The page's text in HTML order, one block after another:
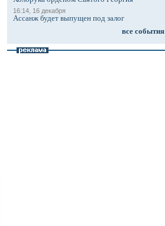
16:14, 16 декабря
Ассанж будет выпущен под залог
все события